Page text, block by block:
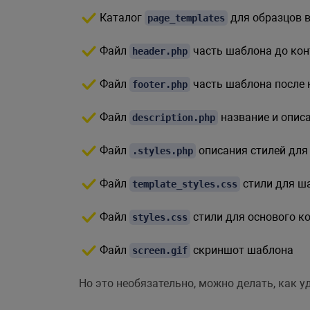
Каталог page_templates для образцов
Файл header.php часть шаблона до
Файл footer.php часть шаблона после
Файл description.php название и
Файл .styles.php описания стилей
Файл template_styles.css стили для
Файл styles.css стили для основого
Файл screen.gif скриншот шаблона
Но это необязательно, можно делать, как